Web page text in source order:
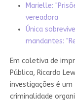
Marielle:
vereadora
Única
mandantes:
Em coletiva de
Pública, Ricardo
investigações é
criminalidade